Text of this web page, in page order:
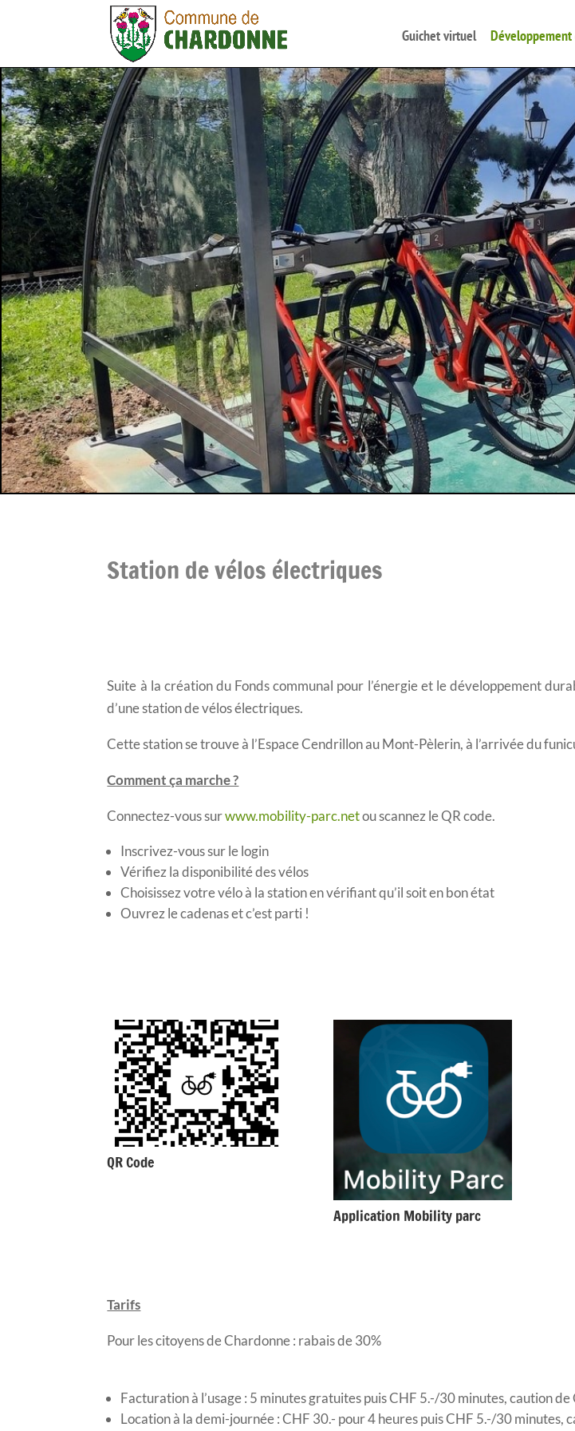
Guichet virtuel Développement
Station de vélos électriques
Suite à la création du Fonds communal pour l’énergie et le développement
d’une station de vélos électriques.
Cette station se trouve à l’Espace Cendrillon au Mont-Pèlerin, à l’arrivée du
Comment ça marche ?
Connectez-vous surwww.mobility-parc.netou scannez le QR code.
Inscrivez-vous sur le login
Vérifiez la disponibilité des vélos
Choisissez votre vélo à la station en vérifiant qu’il soit en bon état
Ouvrez le cadenas et c’est parti !
QR Code
Application Mobility parc
Tarifs
Pour les citoyens de Chardonne : rabais de 30%
Facturation à l’usage : 5 minutes gratuites puis CHF 5.-/30 minutes, caution de
Location à la demi-journée : CHF 30.- pour 4 heures puis CHF 5.-/30 minutes,